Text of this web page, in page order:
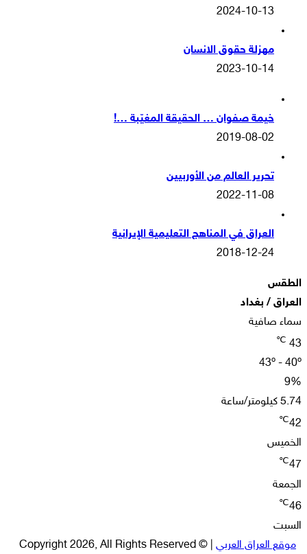
2024-10-13
مهزلة حقوق الانسان
2023-10-14
خيمة صفوان … الحقيقة المغيّبة …!
2019-08-02
تحرير العالم من الأوربيين
2022-11-08
العراق في المناهج التعليمية الإيرانية
2018-12-24
الطقس
العراق / بغداد
سماء صافية
43
℃
43º - 40º
9%
5.74 كيلومتر/ساعة
42
℃
الخميس
47
℃
الجمعة
46
℃
السبت
موقع العراق العربي | © Copyright 2026, All Rights Reserved